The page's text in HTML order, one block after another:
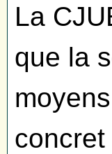
La
que la